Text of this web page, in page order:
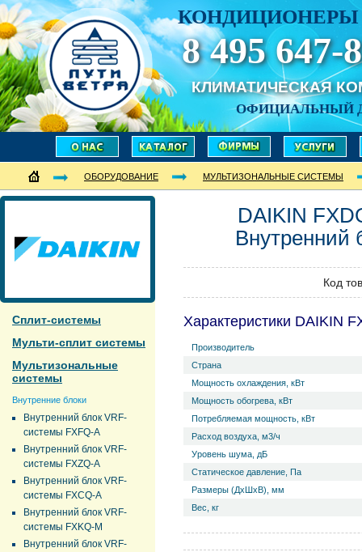
КОНДИЦИОНЕРЫ
8 495 647-
КЛИМАТИЧЕСКАЯ
ОФИЦИАЛЬНЫЙ
ОБОРУДОВАНИЕ МУЛЬТИЗОНАЛЬНЫЕ СИСТЕМЫ
Сплит-системы
Мульти-сплит системы
Мультизональные
системы
Внутренние блоки
Внутренний блок VRF-
системы FXFQ-A
Внутренний блок VRF-
системы FXZQ-A
Внутренний блок VRF-
системы FXCQ-A
Внутренний блок VRF-
системы FXKQ-M
Внутренний блок VRF-
DAIKIN
Внутренний
Код
Характеристики DAIKIN
Производитель
Страна
Мощность охлаждения, кВт
Мощность обогрева, кВт
Потребляемая мощность, кВт
Расход воздуха, м3/ч
Уровень ш­ума, дБ
Статическое давление, Па
Размеры (ДхШхВ), мм
Вес, кг